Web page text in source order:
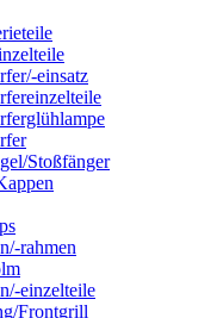
einsatz
Stoßfänger
rahmen
einzelteile
Frontgrill